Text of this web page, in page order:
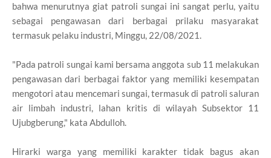
bahwa menurutnya giat patroli sungai ini sangat perlu, yaitu
sebagai pengawasan dari berbagai prilaku masyarakat
termasuk pelaku industri, Minggu, 22/08/2021.
"Pada patroli sungai kami bersama anggota sub 11 melakukan
pengawasan dari berbagai faktor yang memiliki kesempatan
mengotori atau mencemari sungai, termasuk di patroli saluran
air limbah industri, lahan kritis di wilayah Subsektor 11
Ujubgberung," kata Abdulloh.
Hirarki warga yang memiliki karakter tidak bagus akan